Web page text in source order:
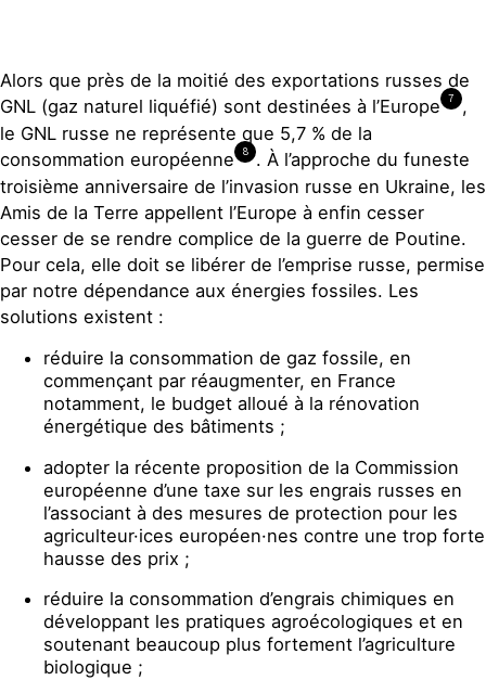
Alors que près de la moitié des exportations russes de
GNL (gaz naturel liquéfié) sont destinées à l’Europe
7
,
le GNL russe ne représente que 5,7 % de la
consommation européenne
8
. À l’approche du funeste
troisième anniversaire de l’invasion russe en Ukraine, les
Amis de la Terre appellent l’Europe à enfin cesser
cesser de se rendre complice de la guerre de Poutine.
Pour cela, elle doit se libérer de l’emprise russe, permise
par notre dépendance aux énergies fossiles. Les
solutions existent :
réduire la consommation de gaz fossile, en
commençant par réaugmenter, en France
notamment, le budget alloué à la rénovation
énergétique des bâtiments ;
adopter la récente proposition de la Commission
européenne d’une taxe sur les engrais russes en
l’associant à des mesures de protection pour les
agriculteur·ices européen·nes contre une trop forte
hausse des prix ;
réduire la consommation d’engrais chimiques en
développant les pratiques agroécologiques et en
soutenant beaucoup plus fortement l’agriculture
biologique ;